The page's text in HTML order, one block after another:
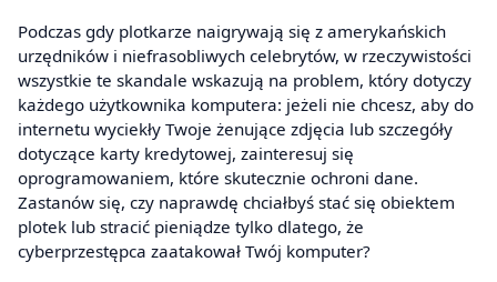
Podczas gdy plotkarze naigrywają się z amerykańskich
urzędników i niefrasobliwych celebrytów, w rzeczywistości
wszystkie te skandale wskazują na problem, który dotyczy
każdego użytkownika komputera: jeżeli nie chcesz, aby do
internetu wyciekły Twoje żenujące zdjęcia lub szczegóły
dotyczące karty kredytowej, zainteresuj się
oprogramowaniem, które skutecznie ochroni dane.
Zastanów się, czy naprawdę chciałbyś stać się obiektem
plotek lub stracić pieniądze tylko dlatego, że
cyberprzestępca zaatakował Twój komputer?